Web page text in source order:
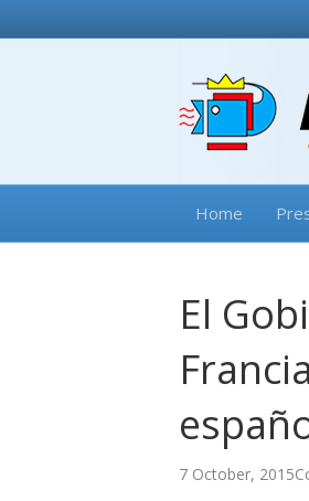
Home
El
7 October, 2015